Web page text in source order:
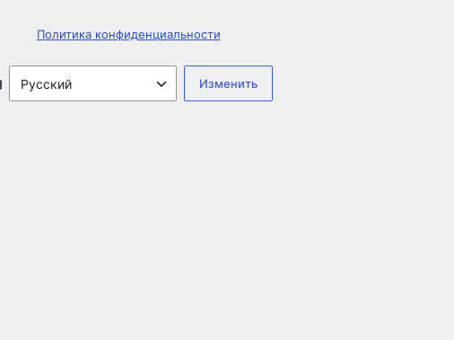
Политика конфиденциальности
Язык